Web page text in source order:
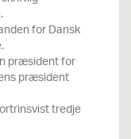
for Dansk
præsident for
præsident
tredje